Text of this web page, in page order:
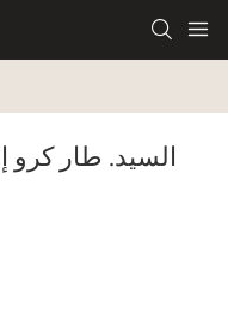
السيد. طار كرو